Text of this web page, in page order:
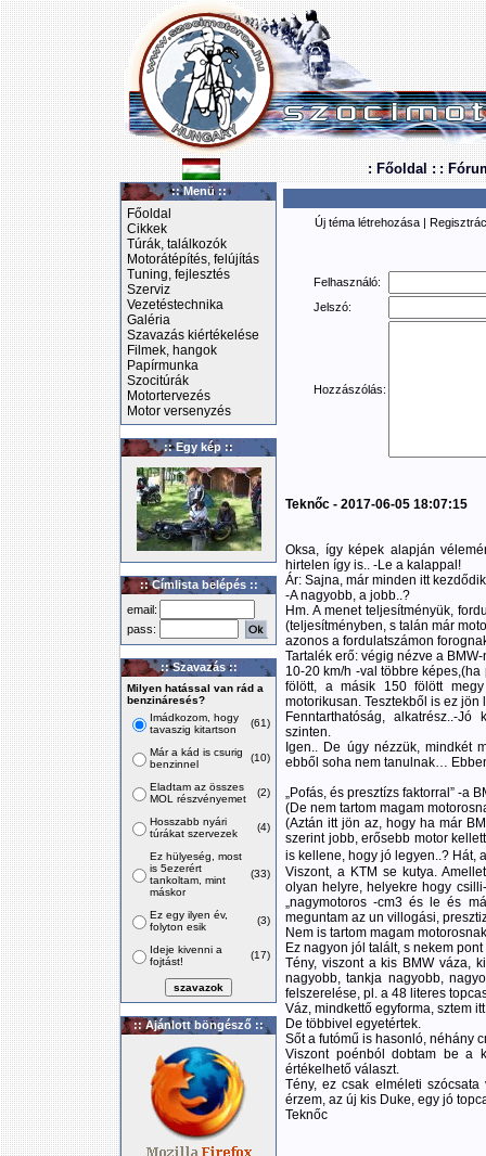
: Főoldal : :
:: Menü ::
Főoldal
Cikkek
Túrák, találkozók
Motorátépítés, felújítás
Tuning, fejlesztés
Szerviz
Vezetéstechnika
Galéria
Szavazás kiértékelése
Filmek, hangok
Papírmunka
Szocitúrák
Motortervezés
Motor versenyzés
:: Egy kép ::
:: Címlista belépés ::
email:
pass:
:: Szavazás ::
Milyen hatással van rád a
benzináresés?
Imádkozom, hogy
tavaszig kitartson
(61)
Már a kád is csurig
benzinnel
(10)
Eladtam az összes
MOL részvényemet
(2)
Hosszabb nyári
túrákat szervezek
(4)
Ez hülyeség, most
is 5ezerért
tankoltam, mint
máskor
(33)
Ez egy ilyen év,
folyton esik
(3)
Ideje kivenni a
fojtást!
(17)
:: Ajánlott böngésző ::
Új téma létrehozása |
Felhasználó:
Jelszó:
Hozzászólás:
Teknőc - 2017-06-05 18:07:15
Oksa, így képek alapján
hirtelen így is.. -Le a kalappal!
Ár: Sajna, már minden itt
-A nagyobb, a jobb..?
Hm. A menet teljesítményük,
(teljesítményben, s talán már
azonos a fordulatszámon
Tartalék erő: végig nézve a
10-20 km/h -val többre
fölött, a másik 150 fölött
motorikusan. Tesztekből is ez
Fenntarthatóság, alkatrész..-
szinten.
Igen.. De úgy nézzük, mindkét
ebből soha nem tanulnak…
„Pofás, és presztízs faktorral” -a
(De nem tartom magam
(Aztán itt jön az, hogy ha már
szerint jobb, erősebb motor
is kellene, hogy jó legyen..? Hát,
Viszont, a KTM se kutya.
olyan helyre, helyekre hogy
„nagymotoros -cm3 és le és
meguntam az un villogási,
Nem is tartom magam
Ez nagyon jól talált, s nekem
Tény, viszont a kis BMW váza,
nagyobb, tankja nagyobb,
felszerelése, pl. a 48 literes
Váz, mindkettő egyforma, sztem
De többivel egyetértek.
Sőt a futómű is hasonló, néhány
Viszont poénból dobtam be a
értékelhető választ.
Tény, ez csak elméleti
érzem, az új kis Duke, egy jó
Teknőc